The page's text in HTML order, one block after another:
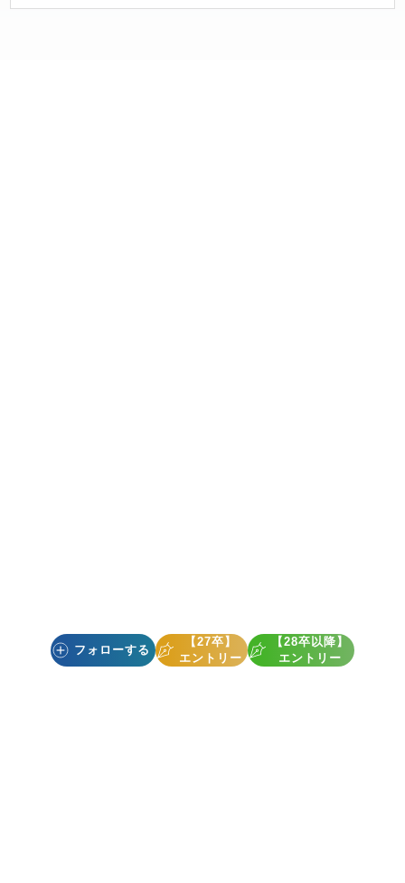
フォローする
【27卒】
エントリー
【28卒以降】
エントリー